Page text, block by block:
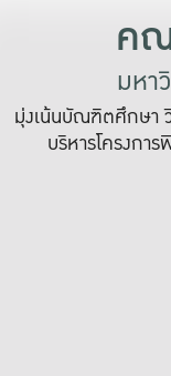
ค
มหา
มุ่งเน้นบัณฑิตศึกษา
บริหารโครงกา